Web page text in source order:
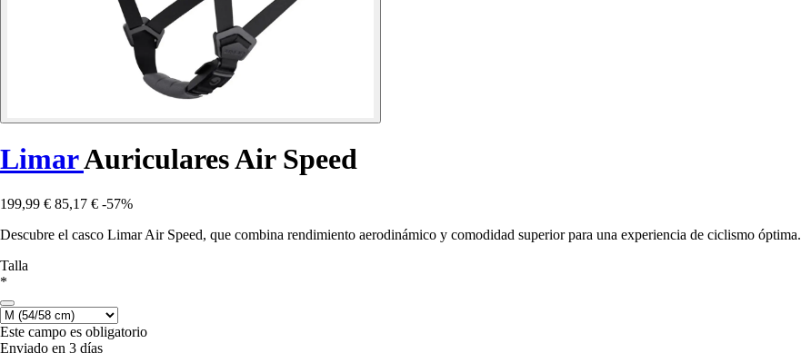
LimarAuriculares Air Speed
199,99 € 85,17 € -57%
Descubre el casco Limar Air Speed, que combina rendimiento aerodinámico y comodidad superior para una experiencia de ciclismo óptima.
Talla
*
Este campo es obligatorio
Enviado en 3 días